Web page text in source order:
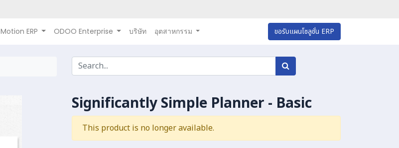
Motion ERP ODOO Enterprise บริษัท อุตสาหกรรม ขอรับแผนโซลูชั่น ERP
Significantly Simple Planner - Basic
This product is no longer available.